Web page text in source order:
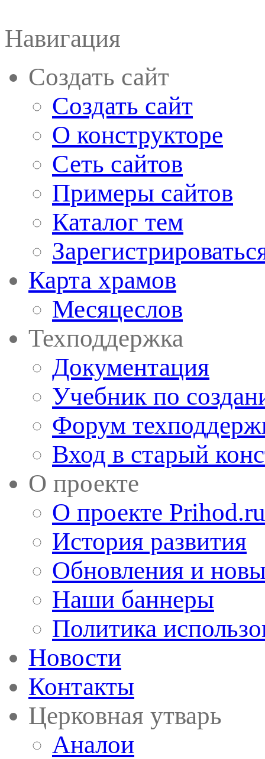
Навигация
Создать сайт
Создать сайт
О конструкторе
Сеть сайтов
Примеры сайтов
Каталог тем
Карта храмов
Месяцеслов
Техподдержка
Документация
Учебник по
Форум
Вход в старый
О проекте
О проекте Prihod.ru
История развития
Обновления и
Наши баннеры
Политика
Новости
Контакты
Церковная утварь
Аналои